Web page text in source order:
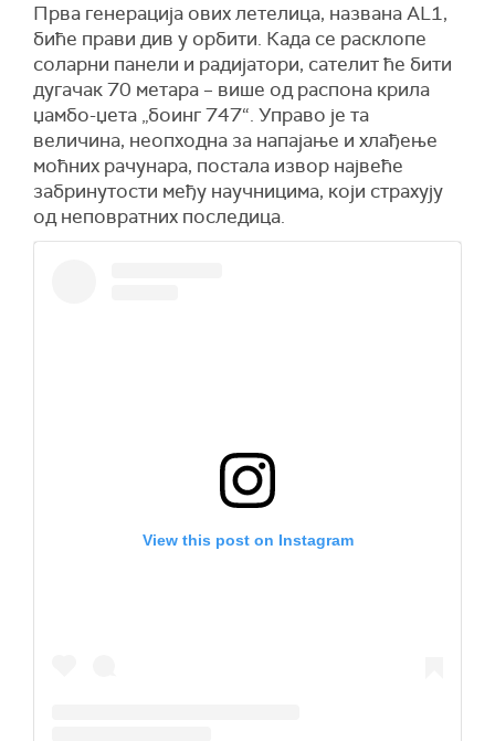
Прва генерација ових летелица, названа AL1,
биће прави див у орбити. Када се расклопе
соларни панели и радијатори, сателит ће бити
дугачак 70 метара – више од распона крила
џамбо-џета „боинг 747“. Управо је та
величина, неопходна за напајање и хлађење
моћних рачунара, постала извор највеће
забринутости међу научницима, који страхују
од неповратних последица.
View this post on Instagram